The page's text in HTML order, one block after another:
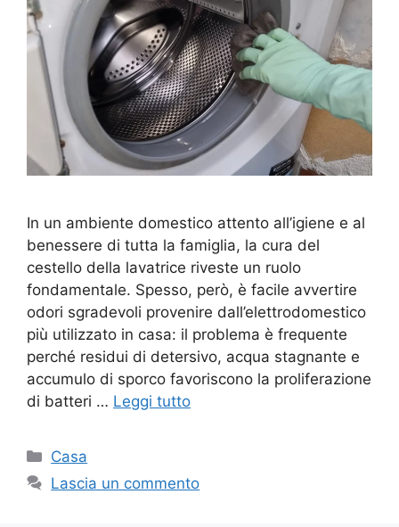
In un ambiente domestico attento all’igiene e al
benessere di tutta la famiglia, la cura del
cestello della lavatrice riveste un ruolo
fondamentale. Spesso, però, è facile avvertire
odori sgradevoli provenire dall’elettrodomestico
più utilizzato in casa: il problema è frequente
perché residui di detersivo, acqua stagnante e
accumulo di sporco favoriscono la proliferazione
di batteri … Leggi tutto
Categorie
Casa
Lascia un commento